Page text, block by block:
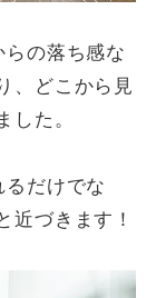
の落ち感な
、どこから見
した。
だけでな
近づきます！